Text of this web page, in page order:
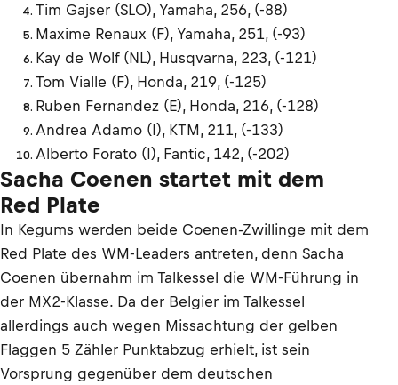
Tim Gajser (SLO), Yamaha, 256, (-88)
Maxime Renaux (F), Yamaha, 251, (-93)
Kay de Wolf (NL), Husqvarna, 223, (-121)
Tom Vialle (F), Honda, 219, (-125)
Ruben Fernandez (E), Honda, 216, (-128)
Andrea Adamo (I), KTM, 211, (-133)
Alberto Forato (I), Fantic, 142, (-202)
Sacha Coenen startet mit dem
Red Plate
In Kegums werden beide Coenen-Zwillinge mit dem
Red Plate des WM-Leaders antreten, denn Sacha
Coenen übernahm im Talkessel die WM-Führung in
der MX2-Klasse. Da der Belgier im Talkessel
allerdings auch wegen Missachtung der gelben
Flaggen 5 Zähler Punktabzug erhielt, ist sein
Vorsprung gegenüber dem deutschen